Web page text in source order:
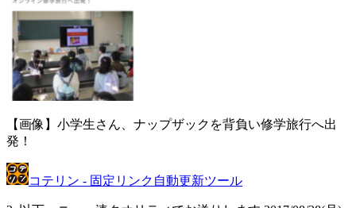
【画像】小学生さん、ナップザックを背負い修学旅行へ出
発！
コテリン - 固定リンク自動更新ツール